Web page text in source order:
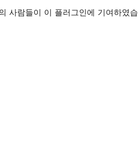
사람들이 이 플러그인에 기여하였습